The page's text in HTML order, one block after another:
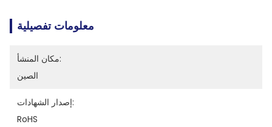
معلومات تفصيلية
مكان المنشأ:
الصين
إصدار الشهادات:
RoHS